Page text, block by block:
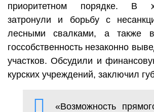
приоритетном порядке. В
затронули и борьбу с
лесными свалками, а также
госсобственность незаконно
участков. Обсудили и
курских учреждений, заключил
«Возможность